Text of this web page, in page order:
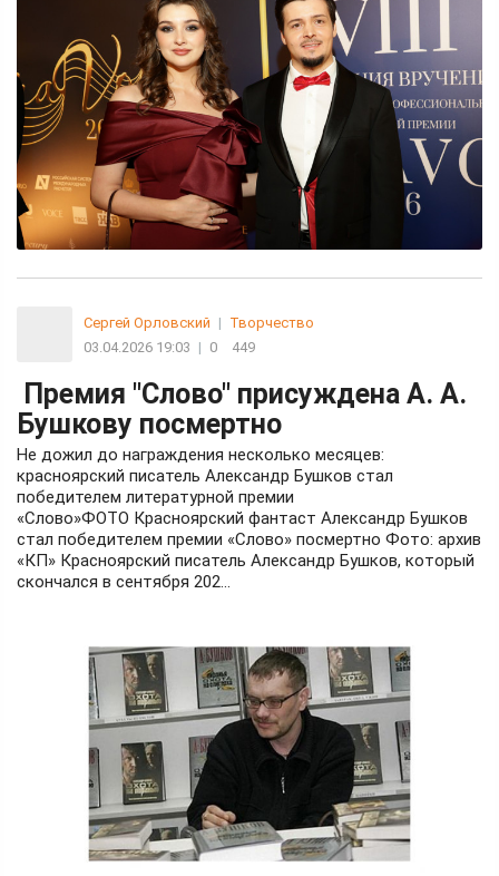
Сергей Орловский | Творчество
03.04.2026 19:03 | 0 449
Премия "Слово" присуждена А. А.
Бушкову посмертно
Не дожил до награждения несколько месяцев:
красноярский писатель Александр Бушков стал
победителем литературной премии
«Слово»ФОТО Красноярский фантаст Александр Бушков
стал победителем премии «Слово» посмертно Фото: архив
«КП» Красноярский писатель Александр Бушков, который
скончался в сентября 202...